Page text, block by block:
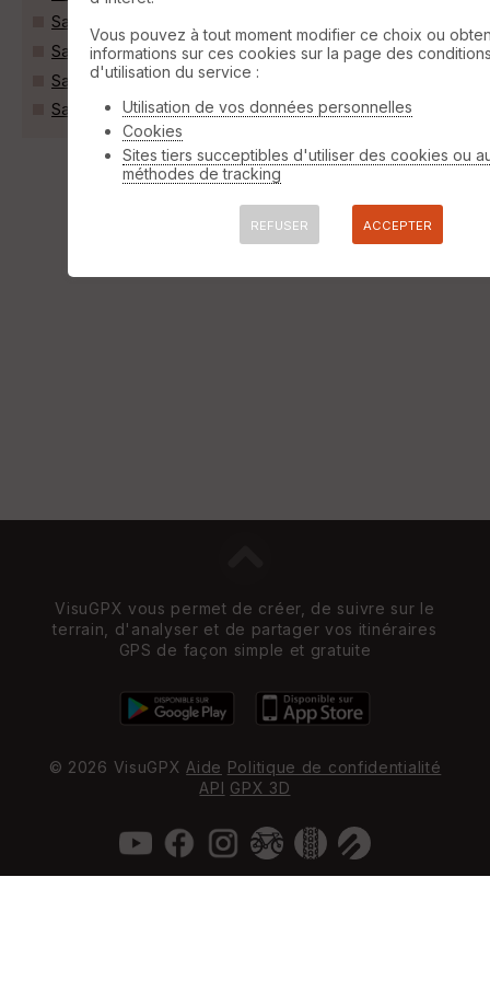
Saint-Hilaire-le-Vouhis (85480)
Saint-Martin-des-Noyers (85140)
Saint-Vincent-Sterlanges (85110)
Sainte-Cécile (85110)
VisuGPX vous permet de créer, de suivre sur le
terrain, d'analyser et de partager vos itinéraires
GPS de façon simple et gratuite
© 2026 VisuGPX Aide Politique de confidentialité
API GPX 3D
Vous pouvez à tout moment modifier ce choix ou
informations sur ces cookies sur la page des
d'utilisation du service :
Utilisation de vos données personnelles
Cookies
Sites tiers succeptibles d'utiliser des cookies ou
méthodes de tracking
REFUSER ACCEPTER